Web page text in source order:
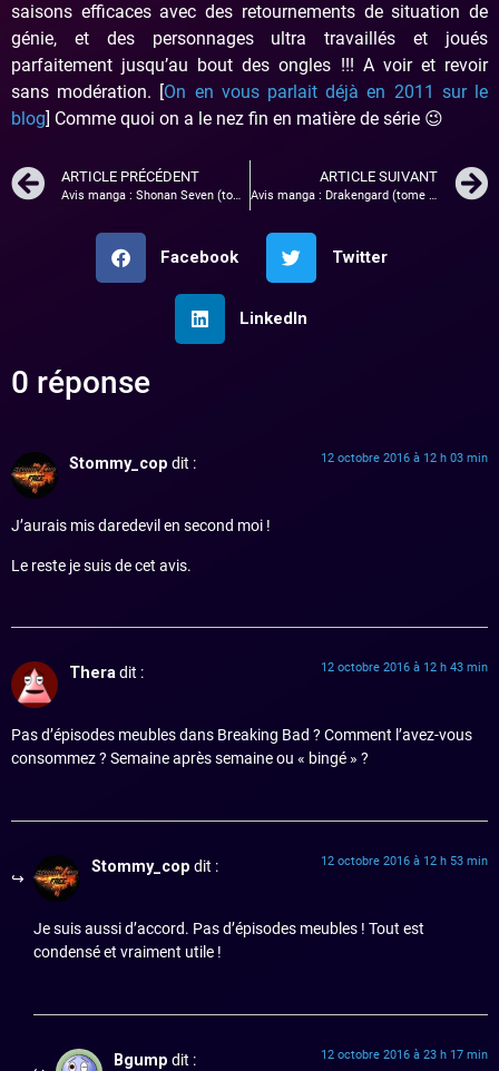
saisons efficaces avec des retournements de situation de
génie, et des personnages ultra travaillés et joués
parfaitement jusqu’au bout des ongles !!! A voir et revoir
sans modération. [On en vous parlait déjà en 2011 sur le
blog] Comme quoi on a le nez fin en matière de série 😉
ARTICLE PRÉCÉDENT
Avis manga : Shonan Seven (tome 1)
ARTICLE SUIVANT
Avis manga : Drakengard (tome 2)
Facebook Twitter
LinkedIn
0 réponse
Stommy_cop dit : 12 octobre 2016 à 12 h 03 min
J’aurais mis daredevil en second moi !
Le reste je suis de cet avis.
Theradit : 12 octobre 2016 à 12 h 43 min
Pas d’épisodes meubles dans Breaking Bad ? Comment l’avez-vous
consommez ? Semaine après semaine ou « bingé » ?
Stommy_cop dit : 12 octobre 2016 à 12 h 53 min
Je suis aussi d’accord. Pas d’épisodes meubles ! Tout est
condensé et vraiment utile !
Bgump dit : 12 octobre 2016 à 23 h 17 min